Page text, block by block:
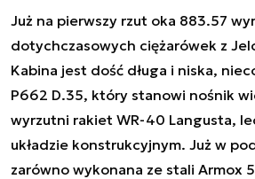
Już na pierwszy rzut oka 883.57
dotychczasowych ciężarówek z
Kabina jest dość długa i niska,
P662 D.35, który stanowi nośnik
wyrzutni rakiet WR-40 Langusta,
układzie konstrukcyjnym. Już w
zarówno wykonana ze stali Armox